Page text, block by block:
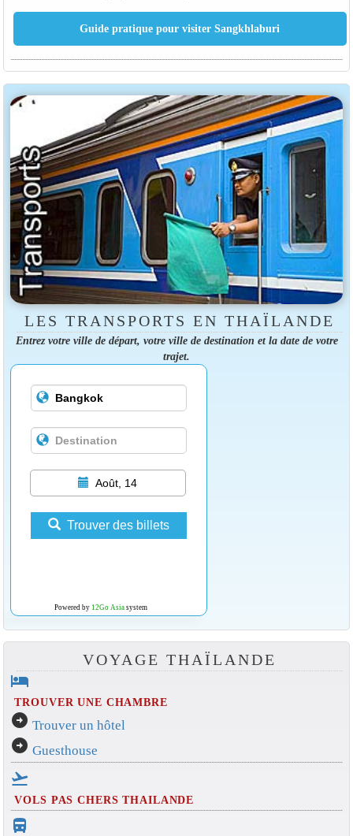
LES TRANSPORTS EN THAÏLANDE
Entrez votre ville de départ, votre ville de destination et la date de votre
trajet.
Août, 14
Trouver des billets
Powered by 12Go Asiasystem
VOYAGE THAÏLANDE
hotel
TROUVER UNE CHAMBRE
arrow_circle_right Trouver un hôtel
arrow_circle_right Guesthouse
flight_takeoff
VOLS PAS CHERS THAILANDE
directions_bus_filled